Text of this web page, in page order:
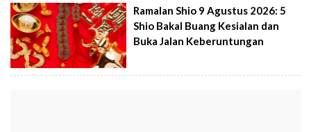
Ramalan Shio 9 Agustus 2026: 5
Shio Bakal Buang Kesialan dan
Buka Jalan Keberuntungan